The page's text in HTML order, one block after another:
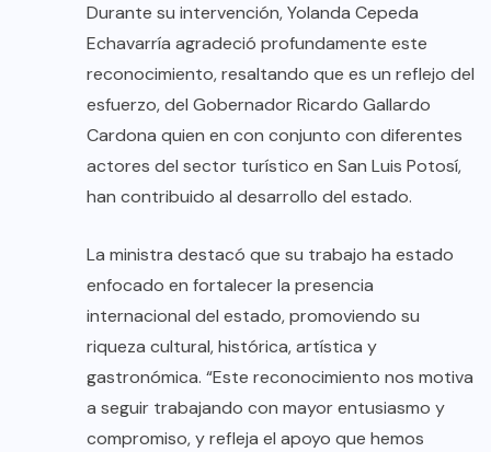
Durante su intervención, Yolanda Cepeda
Echavarría agradeció profundamente este
reconocimiento, resaltando que es un reflejo del
esfuerzo, del Gobernador Ricardo Gallardo
Cardona quien en con conjunto con diferentes
actores del sector turístico en San Luis Potosí,
han contribuido al desarrollo del estado.
La ministra destacó que su trabajo ha estado
enfocado en fortalecer la presencia
internacional del estado, promoviendo su
riqueza cultural, histórica, artística y
gastronómica. “Este reconocimiento nos motiva
a seguir trabajando con mayor entusiasmo y
compromiso, y refleja el apoyo que hemos